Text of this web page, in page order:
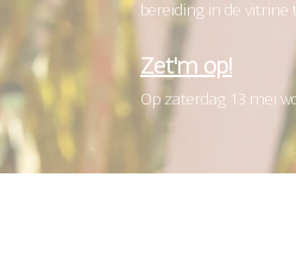
bereiding in de vitrine
Zet'm op!
Op zaterdag 13 mei